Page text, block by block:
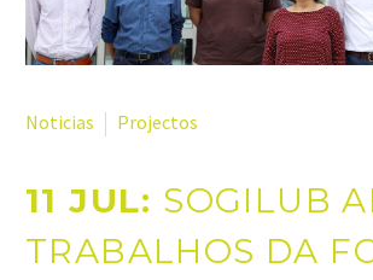
Noticias
Projectos
11 JUL: SOGILUB
TRABALHOS DA